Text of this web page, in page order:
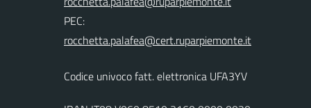
PEC:
Codice univoco fatt. elettronica UFA3YV